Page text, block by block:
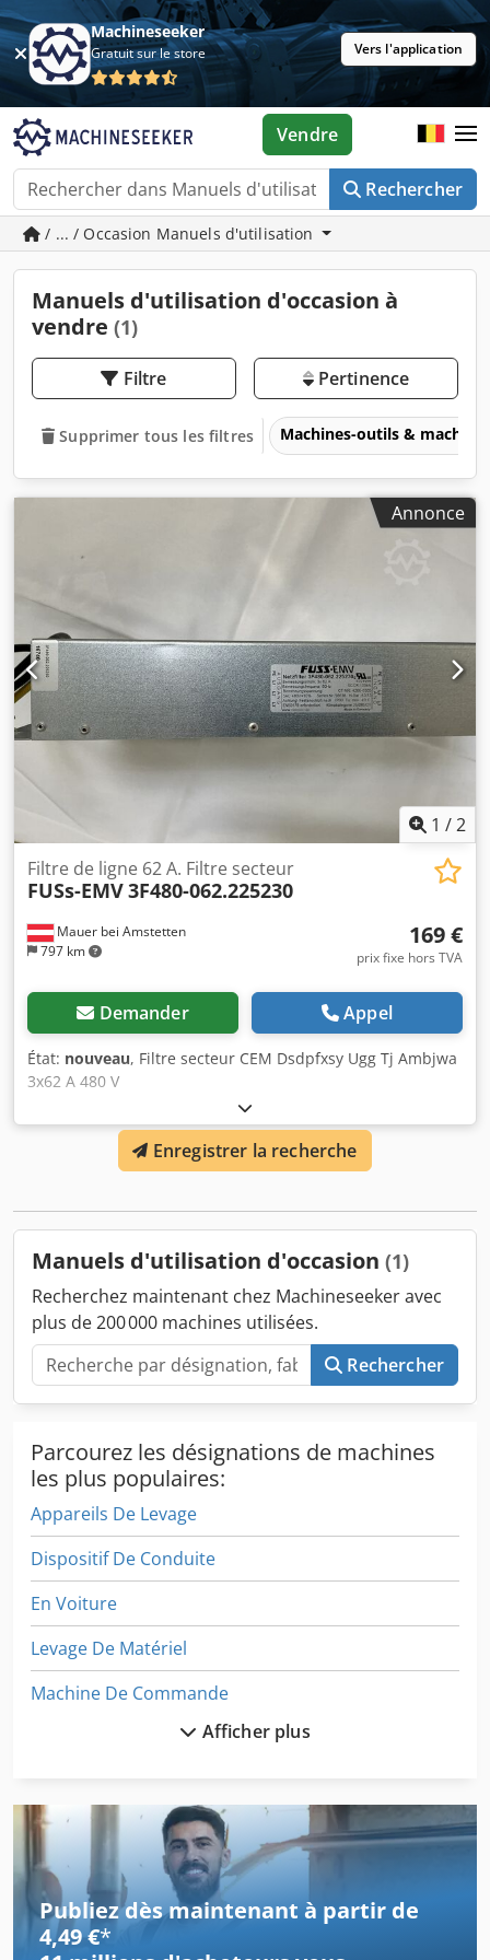
Machineseeker
Gratuit sur le store Vers l'application
Rechercher
Vendre
/ ... / Occasion Manuels d'utilisation
Manuels d'utilisation d'occasion à
vendre (1)
Filtre Pertinence
Supprimer tous les filtres Machines-outils &
Annonce
1 /2
Mauer bei Amstetten
797 km
Filtre de ligne 62 A. Filtre secteur
FUSs-EMV3F480-062.225230
169 €
prix fixe hors TVA
Demander Appel
État: nouveau, Filtre secteur CEM Dsdpfxsy Ugg Tj Ambjwa
3x62 A 480 V
Enregistrer la recherche
Manuels d'utilisation d'occasion (1)
Recherchez maintenant chez Machineseeker avec
plus de 200 000 machines utilisées.
Rechercher
Parcourez les désignations de machines
les plus populaires:
Appareils De Levage
Dispositif De Conduite
En Voiture
Levage De Matériel
Machine De Commande
Machine De Construction
Machine De Façonnage
Machine De Finition
Machine De Laminage
Afficher plus
Publiez dès maintenant à partir de
4,49 €*